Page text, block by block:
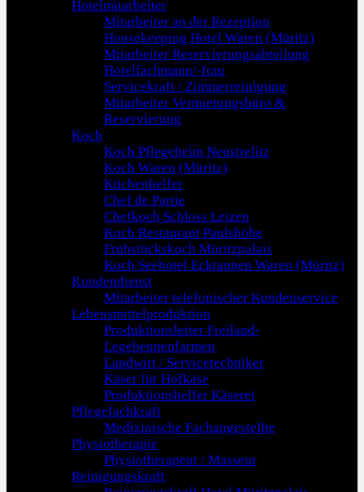
Hotelmitarbeiter
Mitarbeiter an der Rezeption
Housekeeping Hotel Waren (Müritz)
Mitarbeiter Reservierungsabteilung
Hotelfachmann/-frau
Servicekraft / Zimmerreinigung
Mitarbeiter Vermietungsbüro &
Reservierung
Koch
Koch Pflegeheim Neustrelitz
Koch Waren (Müritz)
Küchenhelfer
Chef de Partie
Chefkoch Schloss Leizen
Koch Restaurant Paulshöhe
Frühstückskoch Müritzpalais
Koch Seehotel Ecktannen Waren (Müritz)
Kundendienst
Mitarbeiter telefonischer Kundenservice
Lebensmittelproduktion
Produktionsleiter Freiland-
Legehennenfarmen
Landwirt / Servicetechniker
Käser für Hofkäse
Produktionshelfer Käserei
Pflegefachkraft
Medizinische Fachangestellte
Physiotherapie
Physiotherapeut / Masseur
Reinigungskraft